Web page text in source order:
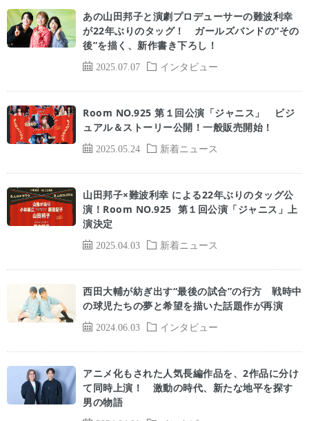
2025.07.07 インタビュー
あの山田邦子と演劇プロデューサーの難波利幸
が22年ぶりのタッグ！ ガールズバンドの“その
後”を描く、新作書き下ろし！
2025.05.24 新着ニュース
Room NO.925 第１回公演「ジャニス」 ビジ
ュアル＆ストーリー公開！一般販売開始！
2025.04.03 新着ニュース
山田邦子×難波利幸 による22年ぶりのタッグ公
演！Room NO.925 第１回公演「ジャニス」上
演決定
2024.06.03 インタビュー
西田大輔が紡ぎ出す“最後の試合”の行方 戦時中
の球児たちの夢と希望を描いた話題作が再演
アニメ化もされた人気長編作品を、2作品に分け
て同時上演！ 激動の時代、新たな地平を探す
男の物語